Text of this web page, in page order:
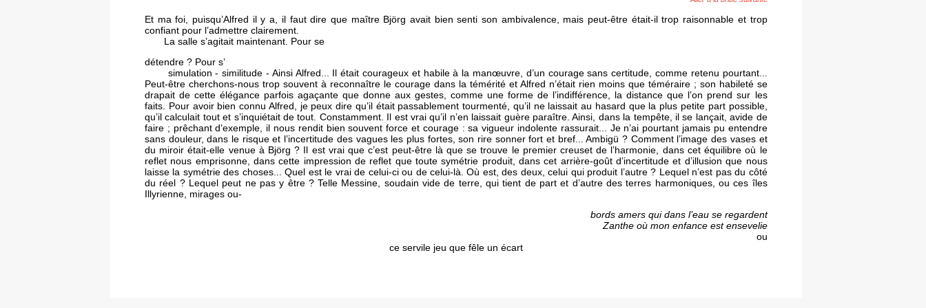
Et ma foi, puisqu’Alfred il y a, il faut dire que maître Björg avait bien senti son ambivalence, mais peut-être était-il trop raisonnable et trop
confiant pour l’admettre clairement.
La salle s’agitait maintenant. Pour se
détendre ? Pour s’
simulation - similitude - Ainsi Alfred... Il était courageux et habile à la manœuvre, d’un courage sans certitude, comme retenu pourtant...
Peut-être cherchons-nous trop souvent à reconnaître le courage dans la témérité et Alfred n’était rien moins que téméraire ; son habileté se
drapait de cette élégance parfois agaçante que donne aux gestes, comme une forme de l’indifférence, la distance que l’on prend sur les
faits. Pour avoir bien connu Alfred, je peux dire qu’il était passablement tourmenté, qu’il ne laissait au hasard que la plus petite part possible,
qu’il calculait tout et s’inquiétait de tout. Constamment. Il est vrai qu’il n’en laissait guère paraître. Ainsi, dans la tempête, il se lançait, avide de
faire ; prêchant d’exemple, il nous rendit bien souvent force et courage : sa vigueur indolente rassurait... Je n’ai pourtant jamais pu entendre
sans douleur, dans le risque et l’incertitude des vagues les plus fortes, son rire sonner fort et bref... Ambigü ? Comment l’image des vases et
du miroir était-elle venue à Björg ? Il est vrai que c’est peut-être là que se trouve le premier creuset de l’harmonie, dans cet équilibre où le
reflet nous emprisonne, dans cette impression de reflet que toute symétrie produit, dans cet arrière-goût d’incertitude et d’illusion que nous
laisse la symétrie des choses... Quel est le vrai de celui-ci ou de celui-là. Où est, des deux, celui qui produit l’autre ? Lequel n’est pas du côté
du réel ? Lequel peut ne pas y être ? Telle Messine, soudain vide de terre, qui tient de part et d’autre des terres harmoniques, ou ces îles
Illyrienne, mirages ou-
bords amers qui dans l’eau se regardent
Zanthe où mon enfance est ensevelie
ou
ce servile jeu que fêle un écart